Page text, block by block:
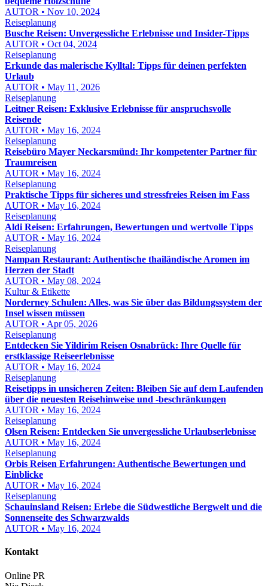
AUTOR • Nov 10, 2024
Reiseplanung
Busche Reisen: Unvergessliche Erlebnisse und Insider-Tipps
AUTOR • Oct 04, 2024
Reiseplanung
Erkunde das malerische Kylltal: Tipps für deinen perfekten
Urlaub
AUTOR • May 11, 2026
Reiseplanung
Leitner Reisen: Exklusive Erlebnisse für anspruchsvolle
Reisende
AUTOR • May 16, 2024
Reiseplanung
Reisebüro Mayer Neckarsmünd: Ihr kompetenter Partner für
Traumreisen
AUTOR • May 16, 2024
Reiseplanung
Praktische Tipps für sicheres und stressfreies Reisen im Fass
AUTOR • May 16, 2024
Reiseplanung
Aldi Reisen: Erfahrungen, Bewertungen und wertvolle Tipps
AUTOR • May 16, 2024
Reiseplanung
Nampan Restaurant: Authentische thailändische Aromen im
Herzen der Stadt
AUTOR • May 08, 2024
Kultur & Etikette
Norderney Schulen: Alles, was Sie über das Bildungssystem der
Insel wissen müssen
AUTOR • Apr 05, 2026
Reiseplanung
Entdecken Sie Yildirim Reisen Osnabrück: Ihre Quelle für
erstklassige Reiseerlebnisse
AUTOR • May 16, 2024
Reiseplanung
Reisetipps in unsicheren Zeiten: Bleiben Sie auf dem Laufenden
über die neuesten Reisehinweise und -beschränkungen
AUTOR • May 16, 2024
Reiseplanung
Olsen Reisen: Entdecken Sie unvergessliche Urlaubserlebnisse
AUTOR • May 16, 2024
Reiseplanung
Orbis Reisen Erfahrungen: Authentische Bewertungen und
Einblicke
AUTOR • May 16, 2024
Reiseplanung
Schauinsland Reisen: Erlebe die Südwestliche Bergwelt und die
Sonnenseite des Schwarzwalds
AUTOR • May 16, 2024
Kontakt
Online PR